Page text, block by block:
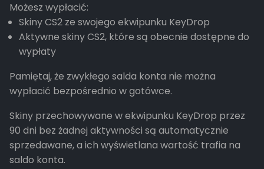
Możesz wypłacić:
Skiny CS2 ze swojego ekwipunku KeyDrop
Aktywne skiny CS2, które są obecnie dostępne do
wypłaty
Pamiętaj, że zwykłego salda konta nie można
wypłacić bezpośrednio w gotówce.
Skiny przechowywane w ekwipunku KeyDrop przez
90 dni bez żadnej aktywności są automatycznie
sprzedawane, a ich wyświetlana wartość trafia na
saldo konta.